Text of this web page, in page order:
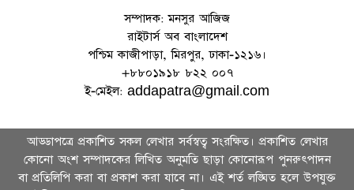
সম্পাদক: মনসুর আজিজ
রাইটার্স অব বাংলাদেশ
পশ্চিম কাজীপাড়া, মিরপুর, ঢাকা-১২১৬।
+৮৮০১৯১৮ ৮২২ ০০৭
ই-মেইল: addapatra@gmail.com
আড্ডাপত্রে প্রকাশিত সকল লেখার সর্বস্বত্ব সংরক্ষিত। প্রকাশিত লেখার
কোনো অংশ সম্পাদকের লিখিত অনুমতি ছাড়া কোনোরূপ পুনরুৎপাদন
বা প্রতিলিপি করা বা প্রকাশ করা যাবে না। এই শর্ত লঙ্ঘিত হলে উপযুক্ত